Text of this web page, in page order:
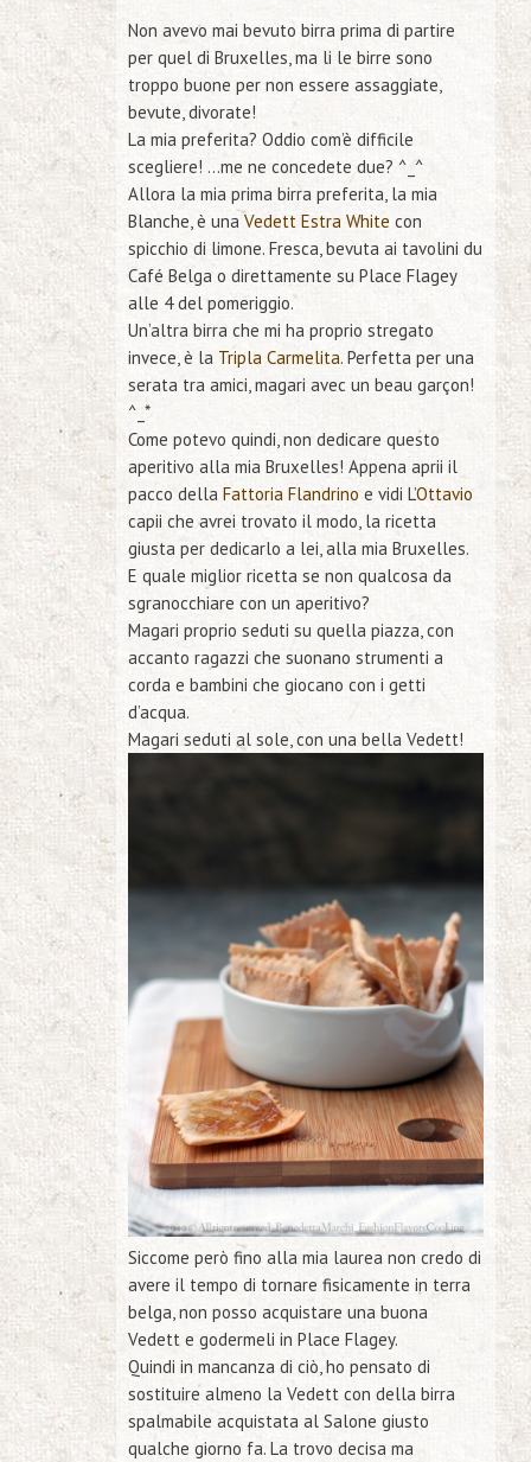
Non avevo mai bevuto birra prima di partire
per quel di Bruxelles, ma li le birre sono
troppo buone per non essere assaggiate,
bevute, divorate!
La mia preferita? Oddio com’è difficile
scegliere! …me ne concedete due? ^_^
Allora la mia prima birra preferita, la mia
Blanche, è unaVedett Estra White con
spicchio di limone. Fresca, bevuta ai tavolini du
Café Belga o direttamente su Place Flagey
alle 4 del pomeriggio.
Un’altra birra che mi ha proprio stregato
invece, è la Tripla Carmelita. Perfetta per una
serata tra amici, magari avec un beau garçon!
^_*
Come potevo quindi, non dedicare questo
aperitivo alla mia Bruxelles! Appena aprii il
pacco della Fattoria Flandrino e vidi L’Ottavio
capii che avrei trovato il modo, la ricetta
giusta per dedicarlo a lei, alla mia Bruxelles.
E quale miglior ricetta se non qualcosa da
sgranocchiare con un aperitivo?
Magari proprio seduti su quella piazza, con
accanto ragazzi che suonano strumenti a
corda e bambini che giocano con i getti
d’acqua.
Magari seduti al sole, con una bella Vedett!
Siccome però fino alla mia laurea non credo di
avere il tempo di tornare fisicamente in terra
belga, non posso acquistare una buona
Vedett e godermeli in Place Flagey.
Quindi in mancanza di ciò, ho pensato di
sostituire almeno la Vedett con della birra
spalmabile acquistata al Salone giusto
qualche giorno fa. La trovo decisa ma